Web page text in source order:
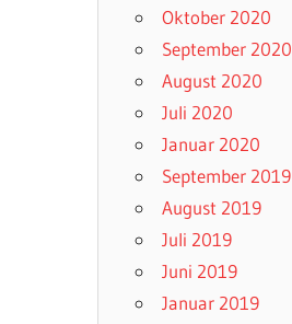
Oktober 2020
September 2020
August 2020
Juli 2020
Januar 2020
September 2019
August 2019
Juli 2019
Juni 2019
Januar 2019